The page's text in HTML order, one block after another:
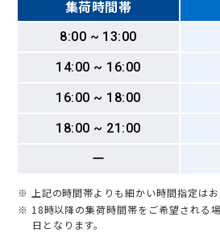
集荷時間帯
8:00 ~ 13:00
14:00 ~ 16:00
16:00 ~ 18:00
18:00 ~ 21:00
ー
※ 上記の時間帯よりも細かい時間指定はお
※ 18時以降の集荷時間帯をご希望される
日となります。